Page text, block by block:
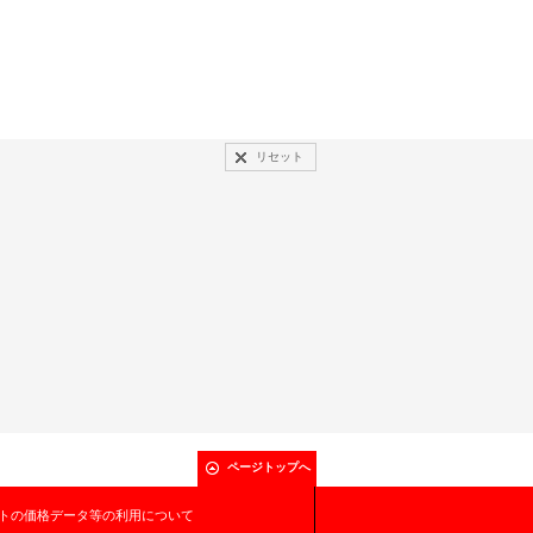
リセット
ページトップへ
の価格データ等の利用について